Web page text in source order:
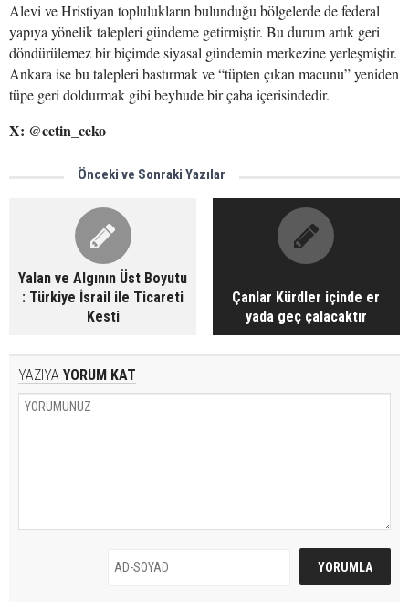
Alevi ve Hristiyan toplulukların bulunduğu bölgelerde de federal
yapıya yönelik talepleri gündeme getirmiştir. Bu durum artık geri
döndürülemez bir biçimde siyasal gündemin merkezine yerleşmiştir.
Ankara ise bu talepleri bastırmak ve “tüpten çıkan macunu” yeniden
tüpe geri doldurmak gibi beyhude bir çaba içerisindedir.
X: @cetin_ceko
Önceki ve Sonraki Yazılar
Yalan ve Algının Üst Boyutu
: Türkiye İsrail ile Ticareti
Kesti
Çanlar Kürdler içinde er
yada geç çalacaktır
YAZIYA YORUM KAT